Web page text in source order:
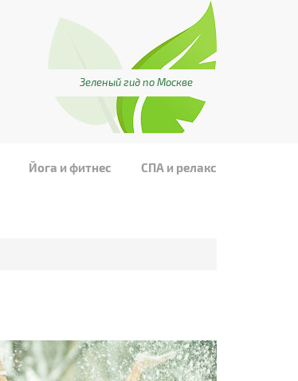
Зеленый гид по Москве
Йога и фитнес СПА и релакс